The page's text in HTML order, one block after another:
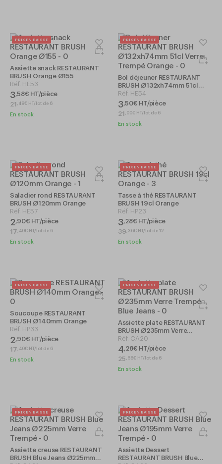
PRIX EN BAISSE
Assiette snack RESTAURANT
BRUSH Orange Ø155
Réf. HE53
3,58€ HT/pièce
21 , 48€ HT/lot de 6
En stock
PRIX EN BAISSE
Bol déjeuner RESTAURANT
BRUSH Ø132xh74mm 51cl
Verre Trempé Orange
Réf. HE54
3,50€ HT/pièce
21 , 00€ HT/lot de 6
En stock
PRIX EN BAISSE
Saladier rond RESTAURANT
BRUSH Ø120mm Orange
Réf. HE57
2,90€ HT/pièce
17 , 40€ HT/lot de 6
En stock
PRIX EN BAISSE
Tasse à thé RESTAURANT
BRUSH 19cl Orange
Réf. HP23
3,28€ HT/pièce
39 ,36€ HT/lot de 12
En stock
PRIX EN BAISSE
Soucoupe RESTAURANT
BRUSH Ø140mm Orange
Réf. HP33
2,90€ HT/pièce
17 , 40€ HT/lot de 6
En stock
PRIX EN BAISSE
Assiette plate RESTAURANT
BRUSH Ø235mm Verre
Trempé Blue Jeans
Réf. CA20
4,28€ HT/pièce
25 , 68€ HT/lot de 6
En stock
PRIX EN BAISSE
Assiette creuse RESTAURANT
BRUSH Blue Jeans Ø225mm
PRIX EN BAISSE
Assiette Dessert
RESTAURANT BRUSH Blue